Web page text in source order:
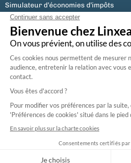
Simulateur d’économies d’impôts
Tous les documents
Liste des supports
Modifier mes préférences de cookies
Conseiller en Investissements Financiers (CIF)
Membre de la CNCGP, association professionnelle
Financiers (AMF).
par l’Autorité de Contrôle Prudentiel et de Résolution